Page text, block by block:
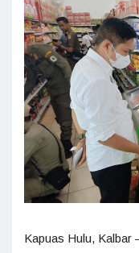
Kapuas Hulu, Kalbar